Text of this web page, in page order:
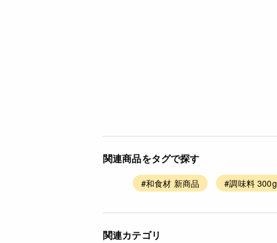
関連商品をタグで探す
#和食材 新商品 #調味料 300g
関連カテゴリ